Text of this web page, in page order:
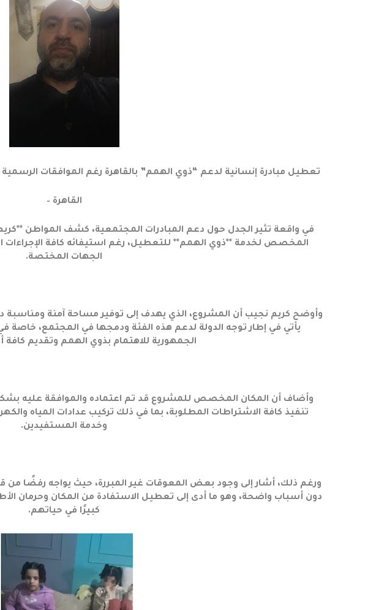
تعطيل مبادرة إنسانية لدعم “ذوي الهمم” بالقاهرة رغم الموافقات الرسمية
القاهرة –
في واقعة تثير الجدل حول دعم المبادرات المجتمعية، كشف المواطن
المخصص لخدمة **ذوي الهمم** للتعطيل، رغم استيفائه كافة الإجراءات
الجهات المختصة.
وأوضح كريم نجيب أن المشروع، الذي يهدف إلى توفير مساحة آمنة ومناسبة
يأتي في إطار توجه الدولة لدعم هذه الفئة ودمجها في المجتمع، خاصة
الجمهورية للاهتمام بذوي الهمم وتقديم كافة
وأضاف أن المكان المخصص للمشروع قد تم اعتماده والموافقة عليه
تنفيذ كافة الاشتراطات المطلوبة، بما في ذلك تركيب عدادات المياه
وخدمة المستفيدين.
ورغم ذلك، أشار إلى وجود بعض المعوقات غير المبررة، حيث يواجه رفضًا
دون أسباب واضحة، وهو ما أدى إلى تعطيل الاستفادة من المكان وحرمان
كبيرًا في حياتهم.